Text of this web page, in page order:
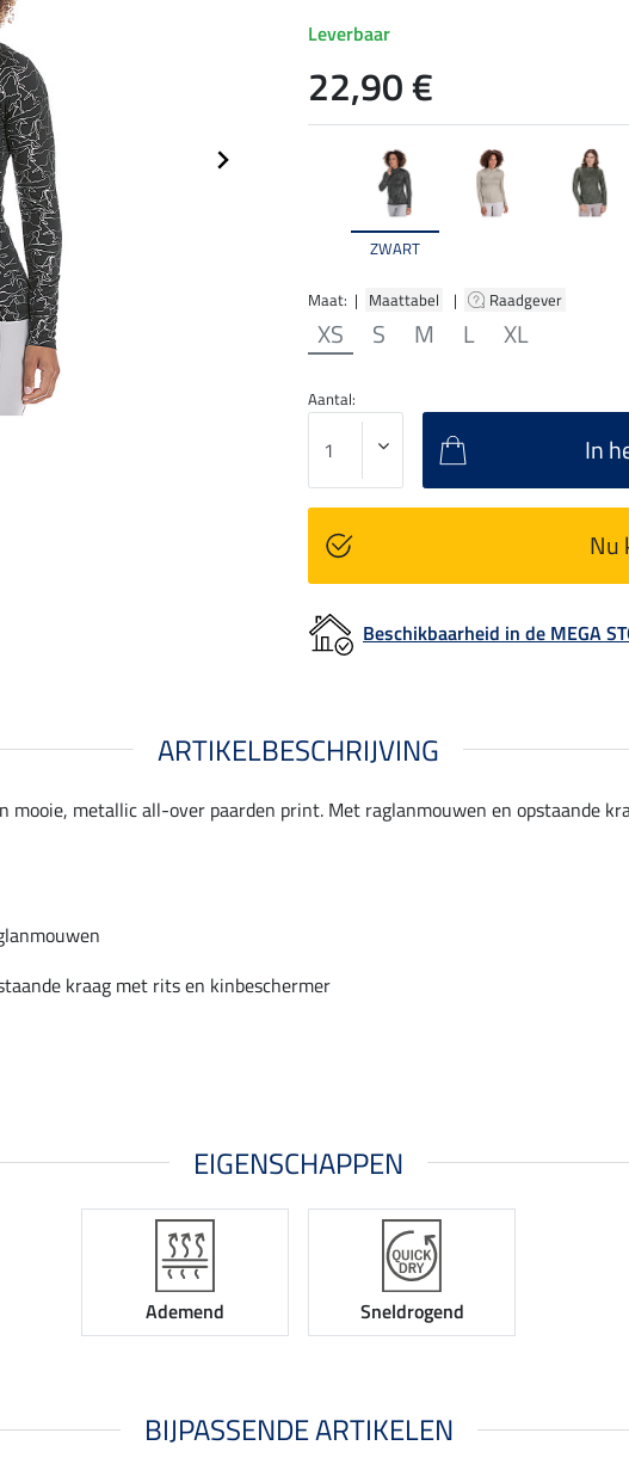
ZWART
Maat: | Maattabel | Raadgever
XS S M L XL
Leverbaar
22,90 €
Aantal:
In
Nu
Beschikbaarheid in de MEGA
ARTIKELBESCHRIJVING
metallic all-over paarden print. Met raglanmouwen en opstaande
kraag met rits en kinbeschermer
EIGENSCHAPPEN
Ademend Sneldrogend
BIJPASSENDE ARTIKELEN